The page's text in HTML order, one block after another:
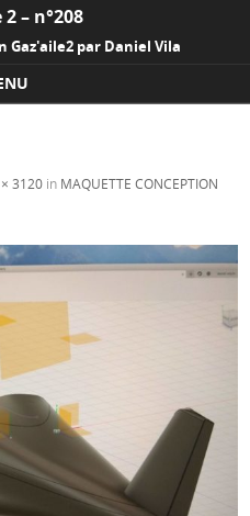
– n°208
par Daniel Vila
3120 in MAQUETTE CONCEPTION